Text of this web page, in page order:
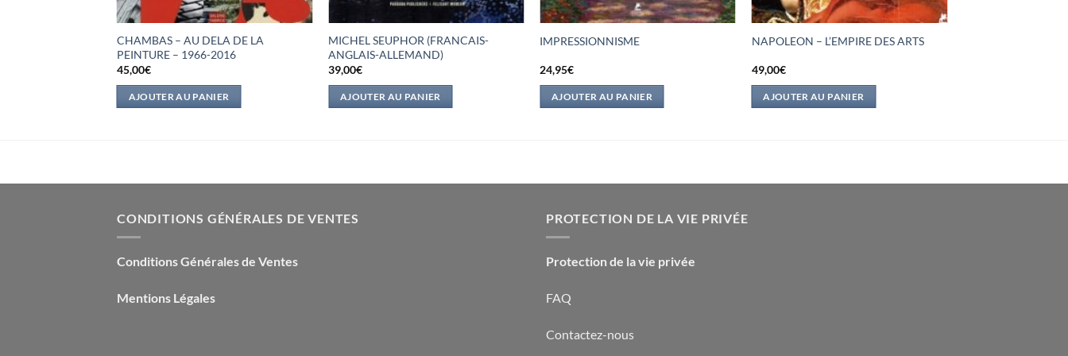
CHAMBAS – AU DELA DE LA
PEINTURE – 1966-2016
45,00€
AJOUTER AU PANIER
MICHEL SEUPHOR (FRANCAIS-
ANGLAIS-ALLEMAND)
39,00€
AJOUTER AU PANIER
IMPRESSIONNISME
24,95€
AJOUTER AU PANIER
NAPOLEON – L’EMPIRE DES ARTS
49,00€
AJOUTER AU PANIER
CONDITIONS GÉNÉRALES DE VENTES
Conditions Générales de Ventes
Mentions Légales
PROTECTION DE LA VIE PRIVÉE
Protection de la vie privée
FAQ
Contactez-nous